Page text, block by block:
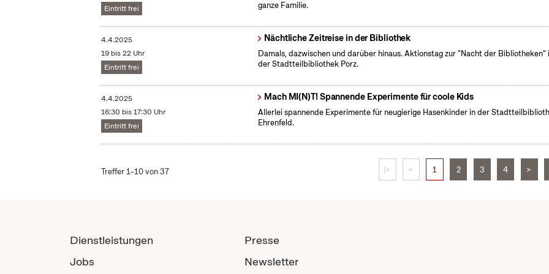
Eintritt frei
ganze Familie.
4.4.2025
19 bis 22 Uhr
Eintritt frei
Nächtliche Zeitreise in der Bibliothek
Damals, dazwischen und darüber hinaus. Aktionstag zur "Nacht der Bibliotheken"
der Stadtteilbibliothek Porz.
4.4.2025
16:30 bis 17:30 Uhr
Eintritt frei
Mach MI(N)T! Spannende Experimente für coole Kids
Allerlei spannende Experimente für neugierige Hasenkinder in der
Ehrenfeld.
Treffer 1–10 von 37 |< < 1 2 3 4 >
Dienstleistungen
Jobs
Presse
Newsletter